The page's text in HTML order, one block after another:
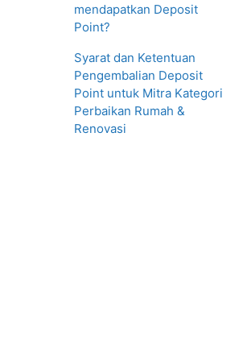
mendapatkan Deposit
Point?
Syarat dan Ketentuan
Pengembalian Deposit
Point untuk Mitra Kategori
Perbaikan Rumah &
Renovasi